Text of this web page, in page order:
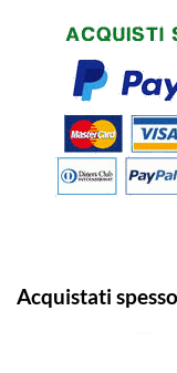
Acquistati